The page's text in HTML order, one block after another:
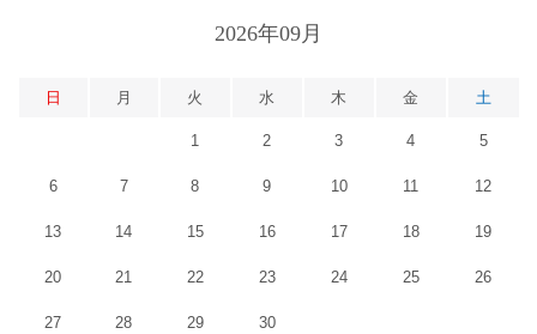
2026年09月
日 月 火 水 木 金 土
1 2 3 4 5
6 7 8 9 10 11 12
13 14 15 16 17 18 19
20 21 22 23 24 25 26
27 28 29 30